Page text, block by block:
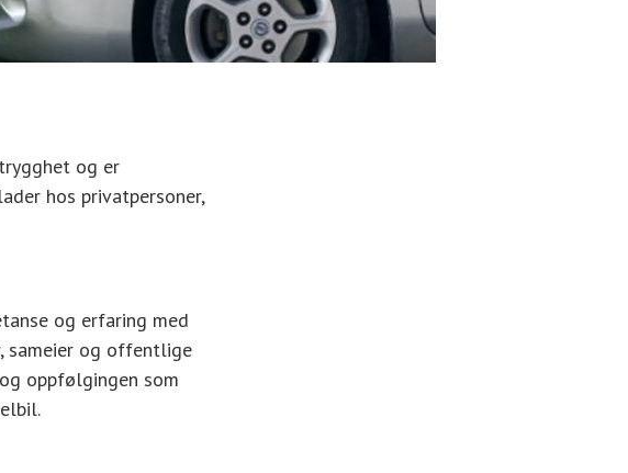
og er
hos privatpersoner,
og erfaring med
sameier og offentlige
oppfølgingen som